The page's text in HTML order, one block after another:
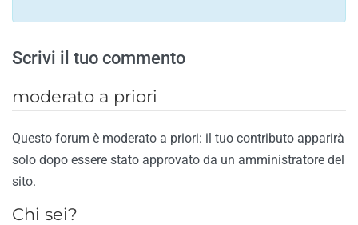
Scrivi il tuo commento
moderato a priori
Questo forum è moderato a priori: il tuo contributo apparirà
solo dopo essere stato approvato da un amministratore del
sito.
Chi sei?